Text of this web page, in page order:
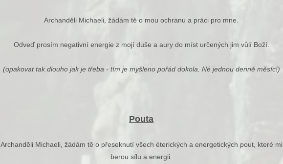
Archanděli Michaeli, žádám tě o mou ochranu a práci pro mne.
Odveď prosím negativní energie z mojí duše a aury do míst určených jim vůlí Boží.
(opakovat tak dlouho jak je třeba - tím je myšleno pořád dokola. Né jednou denně měsíc!)
Pouta
Archanděli Michaeli, žádám tě o přeseknutí všech éterických a energetických pout, které mi
berou sílu a energii